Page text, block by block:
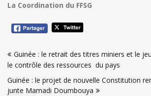
La Coordination du FFSG
de
l’article
Guinée : le retrait des titres miniers et le
le contrôle des ressources du pays
Guinée : le projet de nouvelle Constitution
junte Mamadi Doumbouya